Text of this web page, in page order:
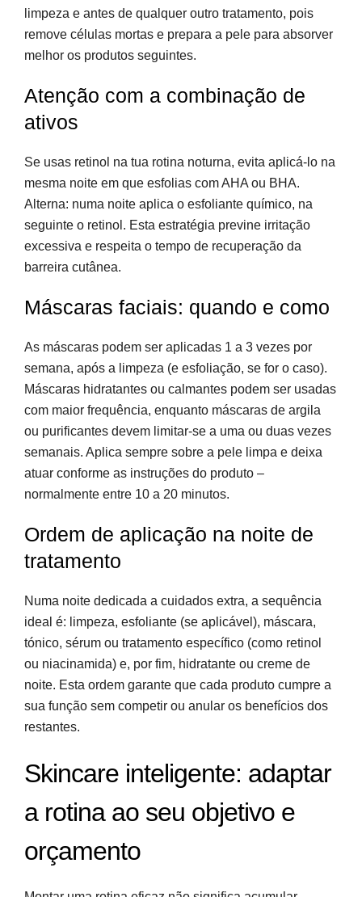
limpeza e antes de qualquer outro tratamento, pois
remove células mortas e prepara a pele para absorver
melhor os produtos seguintes.
Atenção com a combinação de
ativos
Se usas retinol na tua rotina noturna, evita aplicá-lo na
mesma noite em que esfolias com AHA ou BHA.
Alterna: numa noite aplica o esfoliante químico, na
seguinte o retinol. Esta estratégia previne irritação
excessiva e respeita o tempo de recuperação da
barreira cutânea.
Máscaras faciais: quando e como
As máscaras podem ser aplicadas 1 a 3 vezes por
semana, após a limpeza (e esfoliação, se for o caso).
Máscaras hidratantes ou calmantes podem ser usadas
com maior frequência, enquanto máscaras de argila
ou purificantes devem limitar-se a uma ou duas vezes
semanais. Aplica sempre sobre a pele limpa e deixa
atuar conforme as instruções do produto –
normalmente entre 10 a 20 minutos.
Ordem de aplicação na noite de
tratamento
Numa noite dedicada a cuidados extra, a sequência
ideal é: limpeza, esfoliante (se aplicável), máscara,
tónico, sérum ou tratamento específico (como retinol
ou niacinamida) e, por fim, hidratante ou creme de
noite. Esta ordem garante que cada produto cumpre a
sua função sem competir ou anular os benefícios dos
restantes.
Skincare inteligente: adaptar
a rotina ao seu objetivo e
orçamento